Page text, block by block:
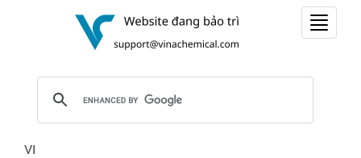
Toggle
VI